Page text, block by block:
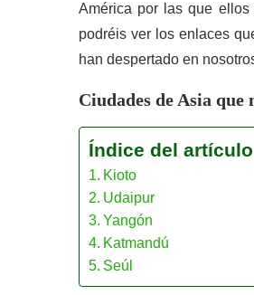
América por las que
podréis ver los enlaces
han despertado en
Ciudades de Asia que
Índice del artículo
Kioto
Udaipur
Yangón
Katmandú
Seúl